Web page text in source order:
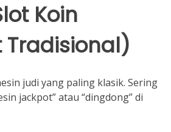
Koin
judi yang paling klasik. Sering
jackpot” atau “dingdong” di